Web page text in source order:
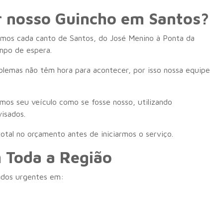
Guincho em Santos?
cada canto de Santos, do José Menino à Ponta da
de espera.
não têm hora para acontecer, por isso nossa equipe
seu veículo como se fosse nosso, utilizando
no orçamento antes de iniciarmos o serviço.
a Região
urgentes em: